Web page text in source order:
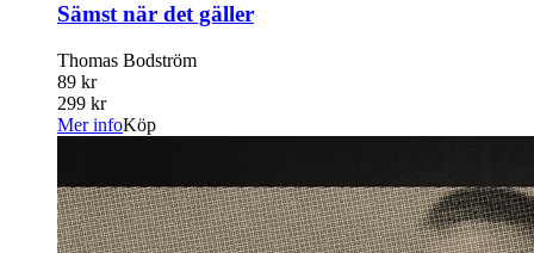
Sämst när det gäller
Thomas Bodström
89 kr
299 kr
Mer infoKöp